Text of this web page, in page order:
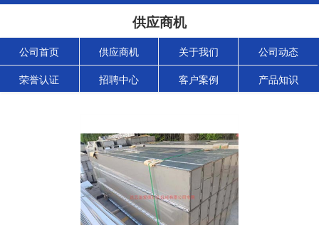
供应商机
公司首页 供应商机 关于我们 公司动态
荣誉认证 招聘中心 客户案例 产品知识